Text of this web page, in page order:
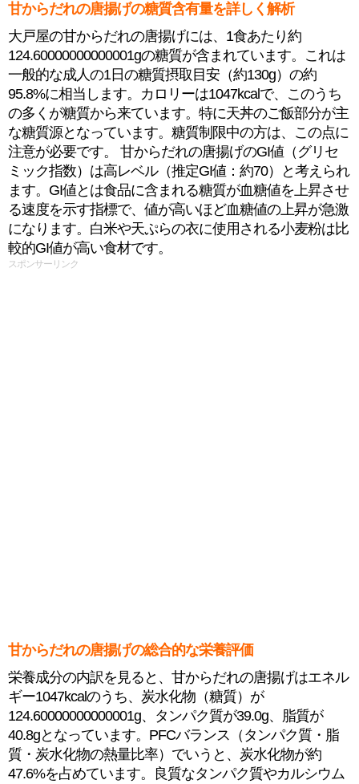
甘からだれの唐揚げの糖質含有量を詳しく解析
大戸屋の甘からだれの唐揚げには、1食あたり約
124.60000000000001gの糖質が含まれています。これは
一般的な成人の1日の糖質摂取目安（約130g）の約
95.8%に相当します。カロリーは1047kcalで、このうち
の多くが糖質から来ています。特に天丼のご飯部分が主
な糖質源となっています。糖質制限中の方は、この点に
注意が必要です。 甘からだれの唐揚げのGI値（グリセ
ミック指数）は高レベル（推定GI値：約70）と考えられ
ます。GI値とは食品に含まれる糖質が血糖値を上昇させ
る速度を示す指標で、値が高いほど血糖値の上昇が急激
になります。白米や天ぷらの衣に使用される小麦粉は比
較的GI値が高い食材です。
スポンサーリンク
甘からだれの唐揚げの総合的な栄養評価
栄養成分の内訳を見ると、甘からだれの唐揚げはエネル
ギー1047kcalのうち、炭水化物（糖質）が
124.60000000000001g、タンパク質が39.0g、脂質が
40.8gとなっています。PFCバランス（タンパク質・脂
質・炭水化物の熱量比率）でいうと、炭水化物が約
47.6%を占めています。良質なタンパク質やカルシウム